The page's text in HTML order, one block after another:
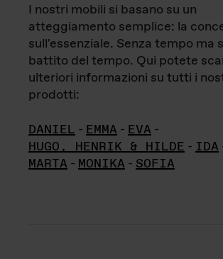
I nostri mobili si basano su un
atteggiamento semplice: la
sull'essenziale. Senza tempo ma
battito del tempo. Qui potete
ulteriori informazioni su tutti i
prodotti:
DANIEL - EMMA - EVA -
HUGO, HENRIK & HILDE - IDA
MARTA - MONIKA - SOFIA